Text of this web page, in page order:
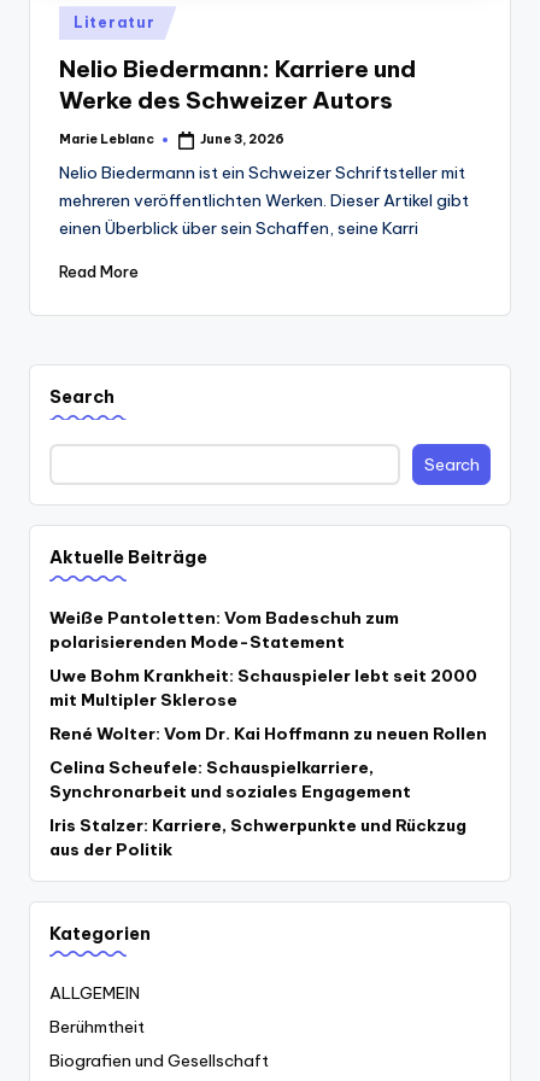
Posted
in
Literatur
Nelio Biedermann: Karriere und
Werke des Schweizer Autors
Posted
Marie Leblanc June 3, 2026
Nelio Biedermann ist ein Schweizer Schriftsteller mit
mehreren veröffentlichten Werken. Dieser Artikel gibt
einen Überblick über sein Schaffen, seine Karri
Read More
Search
Search
Aktuelle Beiträge
Weiße Pantoletten: Vom Badeschuh zum
polarisierenden Mode-Statement
Uwe Bohm Krankheit: Schauspieler lebt seit 2000
mit Multipler Sklerose
René Wolter: Vom Dr. Kai Hoffmann zu neuen Rollen
Celina Scheufele: Schauspielkarriere,
Synchronarbeit und soziales Engagement
Iris Stalzer: Karriere, Schwerpunkte und Rückzug
aus der Politik
Kategorien
ALLGEMEIN
Berühmtheit
Biografien und Gesellschaft